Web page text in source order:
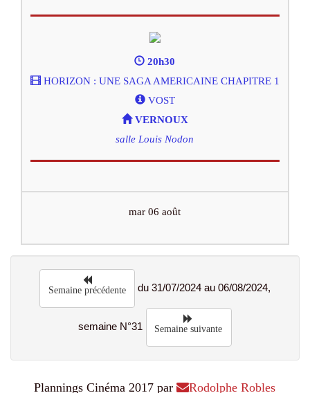
20h30
HORIZON : UNE SAGA AMERICAINE CHAPITRE 1
VOST
VERNOUX
salle Louis Nodon
mar 06 août
Semaine précédente du 31/07/2024 au 06/08/2024,
semaine N°31 Semaine suivante
Plannings Cinéma 2017 par Rodolphe Robles